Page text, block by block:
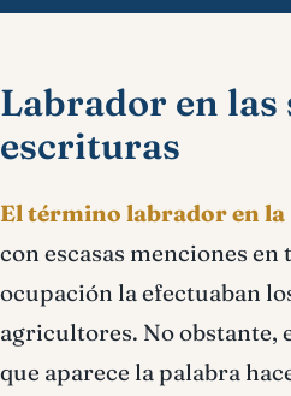
Labrador en las
escrituras
El término labrador en
con escasas menciones en
ocupación la efectuaban
agricultores. No obstante,
que aparece la palabra